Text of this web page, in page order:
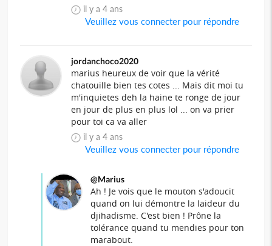
il y a 4 ans
Veuillez vous connecter pour répondre
jordanchoco2020
marius heureux de voir que la vérité
chatouille bien tes cotes ... Mais dit moi tu
m'inquietes deh la haine te ronge de jour
en jour de plus en plus lol ... on va prier
pour toi ca va aller
il y a 4 ans
Veuillez vous connecter pour répondre
@Marius
Ah ! Je vois que le mouton s'adoucit
quand on lui démontre la laideur du
djihadisme. C'est bien ! Prône la
tolérance quand tu mendies pour ton
marabout.